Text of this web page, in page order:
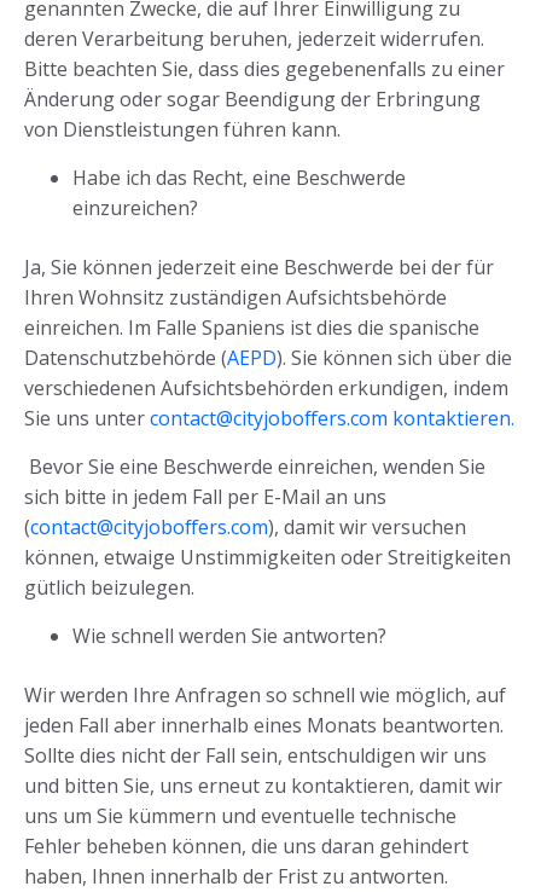
genannten Zwecke, die auf Ihrer Einwilligung zu
deren Verarbeitung beruhen, jederzeit widerrufen.
Bitte beachten Sie, dass dies gegebenenfalls zu einer
Änderung oder sogar Beendigung der Erbringung
von Dienstleistungen führen kann.
Habe ich das Recht, eine Beschwerde
einzureichen?
Ja, Sie können jederzeit eine Beschwerde bei der für
Ihren Wohnsitz zuständigen Aufsichtsbehörde
einreichen. Im Falle Spaniens ist dies die spanische
Datenschutzbehörde (AEPD). Sie können sich über die
verschiedenen Aufsichtsbehörden erkundigen, indem
Sie uns untercontact@cityjoboffers.com kontaktieren.
Bevor Sie eine Beschwerde einreichen, wenden Sie
sich bitte in jedem Fall per E-Mail an uns
(contact@cityjoboffers.com), damit wir versuchen
können, etwaige Unstimmigkeiten oder Streitigkeiten
gütlich beizulegen.
Wie schnell werden Sie antworten?
Wir werden Ihre Anfragen so schnell wie möglich, auf
jeden Fall aber innerhalb eines Monats beantworten.
Sollte dies nicht der Fall sein, entschuldigen wir uns
und bitten Sie, uns erneut zu kontaktieren, damit wir
uns um Sie kümmern und eventuelle technische
Fehler beheben können, die uns daran gehindert
haben, Ihnen innerhalb der Frist zu antworten.